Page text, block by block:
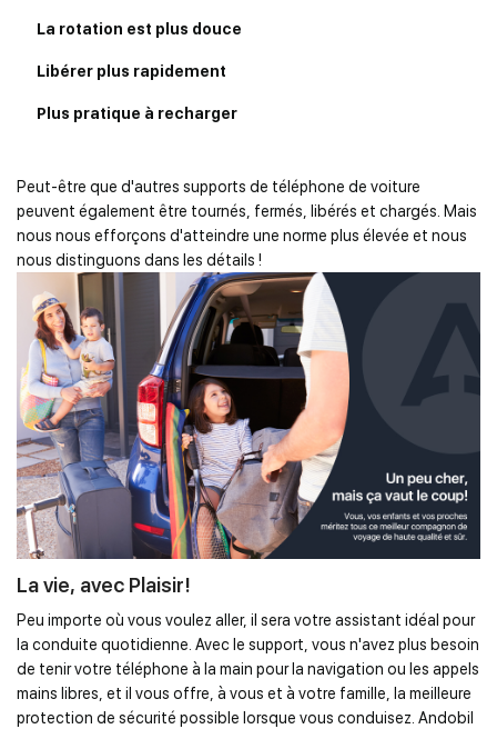
La rotation est plus douce
Libérer plus rapidement
Plus pratique à recharger
Peut-être que d'autres supports de téléphone de voiture
peuvent également être tournés, fermés, libérés et chargés. Mais
nous nous efforçons d'atteindre une norme plus élevée et nous
nous distinguons dans les détails !
La vie, avec Plaisir!
Peu importe où vous voulez aller, il sera votre assistant idéal pour
la conduite quotidienne. Avec le support, vous n'avez plus besoin
de tenir votre téléphone à la main pour la navigation ou les appels
mains libres, et il vous offre, à vous et à votre famille, la meilleure
protection de sécurité possible lorsque vous conduisez. Andobil